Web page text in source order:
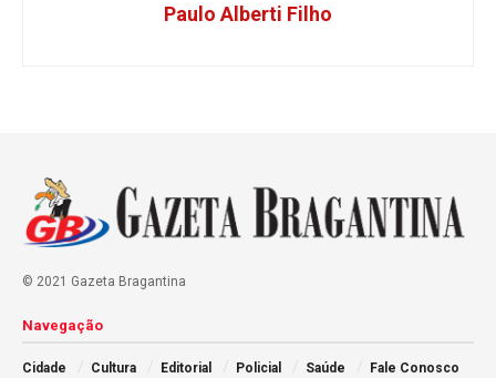
Paulo Alberti Filho
© 2021 Gazeta Bragantina
Navegação
Cidade Cultura Editorial Policial Saúde Fale Conosco